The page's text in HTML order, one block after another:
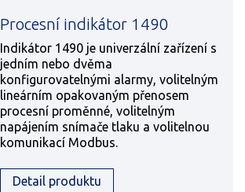
Procesní indikátor 1490
Indikátor 1490 je univerzální zařízení s
jedním nebo dvěma
konfigurovatelnými alarmy, volitelným
lineárním opakovaným přenosem
procesní proměnné, volitelným
napájením snímače tlaku a volitelnou
komunikací Modbus.
Detail produktu